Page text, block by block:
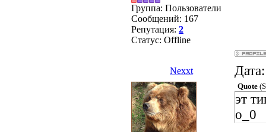
Группа: Пользователи
Сообщений: 167
Репутация: 2
Статус: Offline
Nexxt
Quote (
эт
о_0